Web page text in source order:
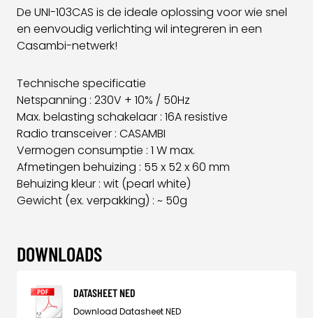
De UNI-103CAS is de ideale oplossing voor wie snel
en eenvoudig verlichting wil integreren in een
Casambi-netwerk!
Technische specificatie
Netspanning : 230V + 10% / 50Hz
Max. belasting schakelaar : 16A resistive
Radio transceiver : CASAMBI
Vermogen consumptie : 1 W max.
Afmetingen behuizing : 55 x 52 x 60 mm
Behuizing kleur : wit (pearl white)
Gewicht (ex. verpakking) : ~ 50g
DOWNLOADS
DATASHEET NED
Download Datasheet NED